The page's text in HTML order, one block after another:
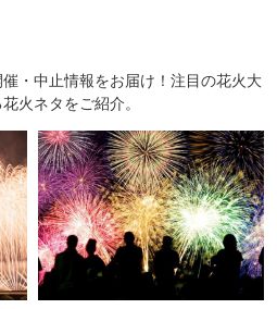
・中止情報をお届け！注目の花火大
火ネタをご紹介。